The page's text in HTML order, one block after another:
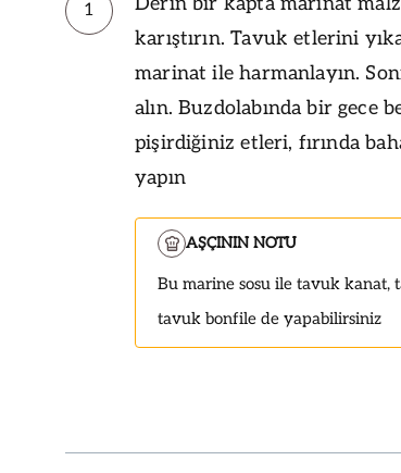
1
karıştırın. Tavuk etlerini
marinat ile harmanlayın.
alın. Buzdolabında bir gece
pişirdiğiniz etleri, fırında
yapın
AŞÇININ NOTU
Bu marine sosu ile tavuk kanat,
tavuk bonfile de yapabilirsiniz